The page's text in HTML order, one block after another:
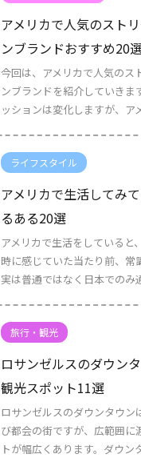
アメリカで人気のスト
ンブランドおすすめ20
今回は、アメリカで人気のス
ンブランドを紹介していきま
ッションは変化しますが、ア
ライフスタイル
アメリカで生活してみ
るある20選
アメリカで生活をしていると
時に感じていた当たり前、常
実は普通ではなく日本でのみ
旅行・観光
ロサンゼルスのダウン
観光スポット11選
ロサンゼルスのダウンタウン
び都会の街ですが、広範囲に
トが幅広くあります。ダウン